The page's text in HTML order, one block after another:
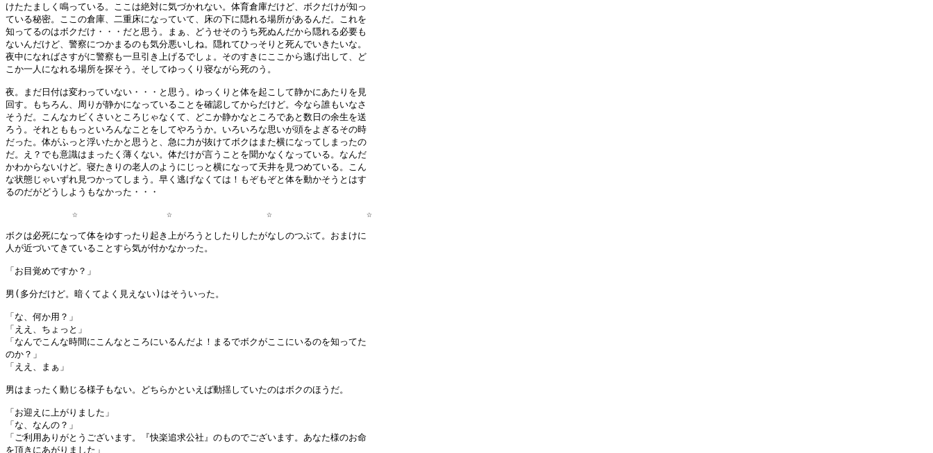
けたたましく鳴っている。ここは絶対に気づかれない。体育倉庫だけど、ボクだけが知っ
ている秘密。ここの倉庫、二重床になっていて、床の下に隠れる場所があるんだ。これを
知ってるのはボクだけ・・・だと思う。まぁ、どうせそのうち死ぬんだから隠れる必要も
ないんだけど、警察につかまるのも気分悪いしね。隠れてひっそりと死んでいきたいな。
夜中になればさすがに警察も一旦引き上げるでしょ。そのすきにここから逃げ出して、ど
こか一人になれる場所を探そう。そしてゆっくり寝ながら死のう。
夜。まだ日付は変わっていない・・・と思う。ゆっくりと体を起こして静かにあたりを見
回す。もちろん、周りが静かになっていることを確認してからだけど。今なら誰もいなさ
そうだ。こんなカビくさいところじゃなくて、どこか静かなところであと数日の余生を送
ろう。それとももっといろんなことをしてやろうか。いろいろな思いが頭をよぎるその時
だった。体がふっと浮いたかと思うと、急に力が抜けてボクはまた横になってしまったの
だ。え？でも意識はまったく薄くない。体だけが言うことを聞かなくなっている。なんだ
かわからないけど。寝たきりの老人のようにじっと横になって天井を見つめている。こん
な状態じゃいずれ見つかってしまう。早く逃げなくては！もぞもぞと体を動かそうとはす
るのだがどうしようもなかった・・・
            ☆                ☆                 ☆                 ☆
ボクは必死になって体をゆすったり起き上がろうとしたりしたがなしのつぶて。おまけに
人が近づいてきていることすら気が付かなかった。
「お目覚めですか？」
男(多分だけど。暗くてよく見えない)はそういった。
「な、何か用？」
「ええ、ちょっと」
「なんでこんな時間にこんなところにいるんだよ！まるでボクがここにいるのを知ってた
のか？」
「ええ、まぁ」
男はまったく動じる様子もない。どちらかといえば動揺していたのはボクのほうだ。
「お迎えに上がりました」
「な、なんの？」
「ご利用ありがとうございます。『快楽追求公社』のものでございます。あなた様のお命
を頂きにあがりました」